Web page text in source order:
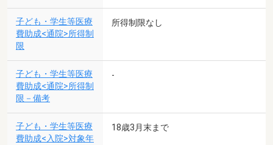
子ども・学生等医療
費助成<通院>所得制
限
所得制限なし
子ども・学生等医療
費助成<通院>所得制
限－備考
-
子ども・学生等医療
費助成<入院>対象年
18歳3月末まで